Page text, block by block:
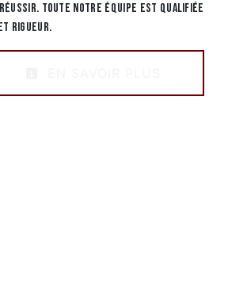
Toute notre équipe est qualifiée
rigueur.